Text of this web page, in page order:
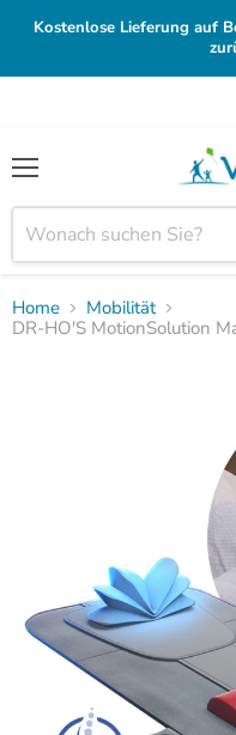
Kostenlose Lieferung auf
Home
Mobilität
DR-HO'S MotionSolution